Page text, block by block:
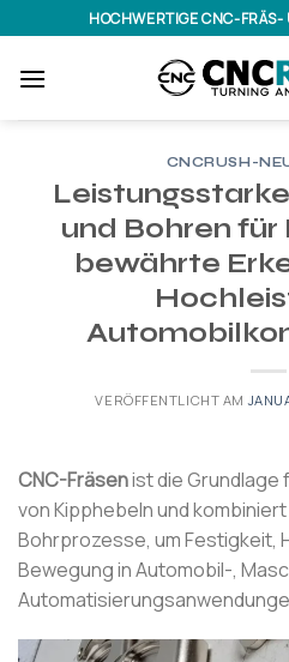
Inhalt
springen
HOCHWERTIGE CNC-
CNCRUSH-
und Bohren für
bewährte
VERÖFFENTLICHT AM
CNC-Fräsenist die
von Kipphebeln und
Bohrprozesse, um Festigkeit,
Bewegung in Automobil-,